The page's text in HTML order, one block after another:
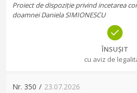
Proiect de dispoziție privind incetarea
doamnei Daniela SIMIONESCU
ÎNSUȘIT
cu aviz de
Nr. 350 / 23.07.2026